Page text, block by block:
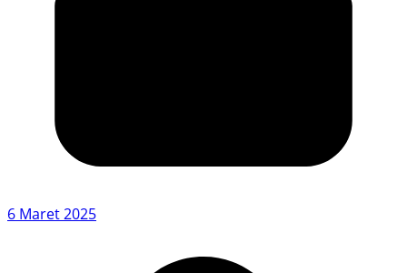
6 Maret 2025